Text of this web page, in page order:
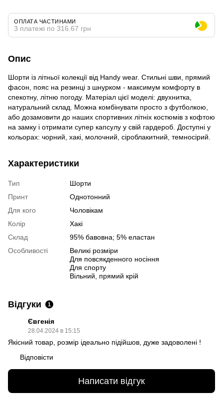
ОПЛАТА ЧАСТИНАМИ
3 платежі по 316.67 грн
Опис
Шорти із літньої колекції від Handy wear. Стильні шви, прямий
фасон, пояс на резинці з шнурком - максимум комфорту в
спекотну, літню погоду. Матеріал цієї моделі: двухнитка,
натуральний склад. Можна комбінувати просто з футболкою,
або дозамовити до наших спортивних літніх костюмів з кофтою
на замку і отримати супер капсулу у свій гардероб. Доступні у
кольорах: чорний, хакі, молочний, сіроблакитний, темносірий.
Характеристики
Тип
Шорти
Принт
Однотонний
Для кого
Чоловікам
Колір
Хакі
Склад
95% бавовна; 5% еластан
Особливості
Великі розміри
Для повсякденного носіння
Для спорту
Вільний, прямий крій
Відгуки 1
Євгенія
28.04.2024 в 15:15
Якісний товар, розмір ідеально підійшов, дуже задоволені !
Відповісти
Написати відгук